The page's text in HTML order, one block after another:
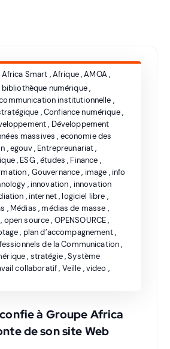
Africa Smart ,Afrique,AMOA ,
bibliothèque numérique,
institutionnelle ,
,Confiance numérique,
, Développement
massives , economie des
,egouv, Entrepreunariat,
, ESG ,études , Finance ,
, Gouvernance, image , info
, innovation, innovation
, internet,logiciel libre ,
, Médias ,médias de masse ,
, open source, OPENSOURCE,
, plan d’accompagnement,
de la Communication,
, stratégie,Système
collaboratif, Veille ,video ,
à Groupe Africa
de son site Web